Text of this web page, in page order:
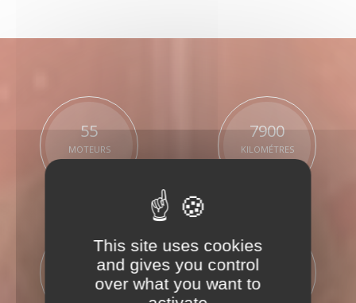
55
MOTEURS
7900
KILOMÉTRES
500 365
This site uses cookies
and gives you control
over what you want to